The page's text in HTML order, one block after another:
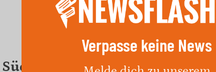
Autoeinbruch in
Verpasse keine News